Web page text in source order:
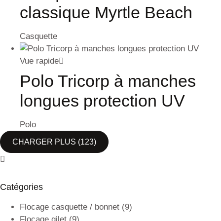
classique Myrtle Beach
Casquette
Vue rapide
Polo Tricorp à manches
longues protection UV
Polo
CHARGER PLUS (123)
Catégories
Flocage casquette / bonnet (9)